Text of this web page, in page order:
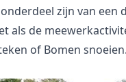
zijn van een
als de
of Bomen snoeien.